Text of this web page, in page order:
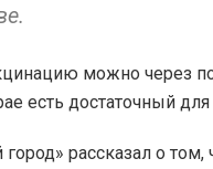
можно через
есть достаточный
рассказал о